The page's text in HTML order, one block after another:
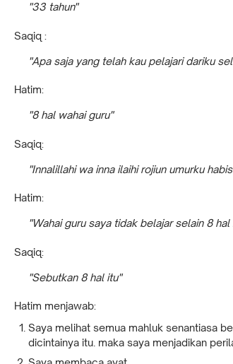
"33 tahun"
Saqiq :
"Apa saja yang telah kau pelajari dariku
Hatim:
"8 hal wahai guru"
Saqiq:
"Innalillahi wa inna ilaihi rojiun umurku
Hatim:
"Wahai guru saya tidak belajar selain 8
Saqiq:
"Sebutkan 8 hal itu"
Hatim menjawab:
Saya melihat semua mahluk senantiasa
dicintainya itu. maka saya menjadikan